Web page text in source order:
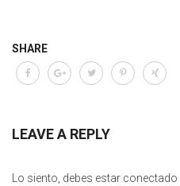
SHARE
LEAVE A REPLY
Lo siento, debes estar conectado